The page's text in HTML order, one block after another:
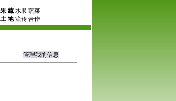
果 蔬水果 蔬菜
土 地流转 合作
管理我的信息